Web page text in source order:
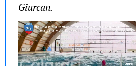
Giurcan.